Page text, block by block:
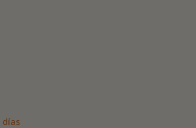
días